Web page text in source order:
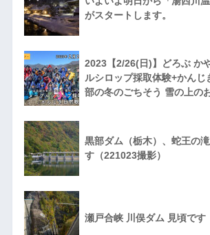
がスタートします。
2023【2/26(日)】どろぶ か
ルシロップ採取体験+かんじ
部の冬のごちそう 雪の上
黒部ダム（栃木）、蛇王の
す（221023撮影）
瀬戸合峡 川俣ダム 見頃です